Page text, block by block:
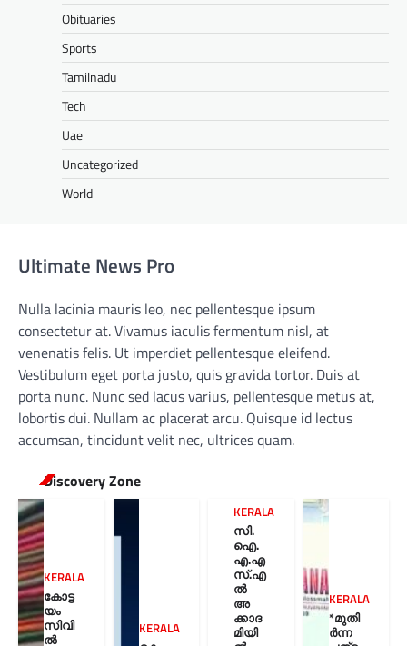
Obituaries
Sports
Tamilnadu
Tech
Uae
Uncategorized
World
Ultimate News Pro
Nulla lacinia mauris leo, nec pellentesque ipsum
consectetur at. Vivamus iaculis fermentum nisl, at
venenatis felis. Ut imperdiet pellentesque eleifend.
Vestibulum eget porta justo, quis gravida tortor. Duis at
porta nunc. Nunc sed lacus varius, pellentesque metus at,
lobortis dui. Nullam ac placerat arcu. Quisque id lectus
accumsan, tincidunt velit nec, ultrices quam.
Discovery Zone
KERALA
കോട്ട
യം
സിവി
ൽ
KERALA
KERALA
സി.
ഐ.
എ.എ
സ്.എ
ൽ
അ
ക്കാദ
മിയി
KERALA
*മുതി
ർന്ന